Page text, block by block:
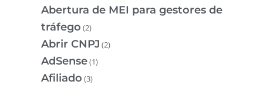
Abertura de MEI para gestores de
tráfego (2)
Abrir CNPJ (2)
AdSense(1)
Afiliado (3)